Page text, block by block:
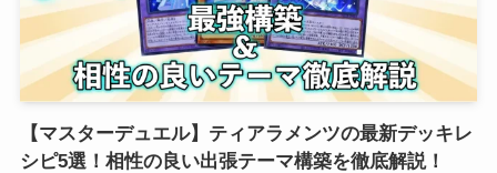
【マスターデュエル】ティアラメンツの最新デッキレ
シピ5選！相性の良い出張テーマ構築を徹底解説！